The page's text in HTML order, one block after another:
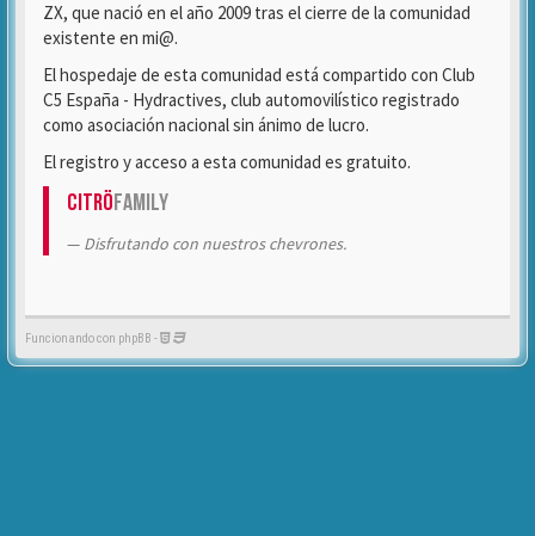
ZX, que nació en el año 2009 tras el cierre de la comunidad
existente en mi@.
El hospedaje de esta comunidad está compartido con Club
C5 España - Hydractives, club automovilístico registrado
como asociación nacional sin ánimo de lucro.
El registro y acceso a esta comunidad es gratuito.
CitröFamily
Disfrutando con nuestros chevrones.
Funcionando con phpBB -